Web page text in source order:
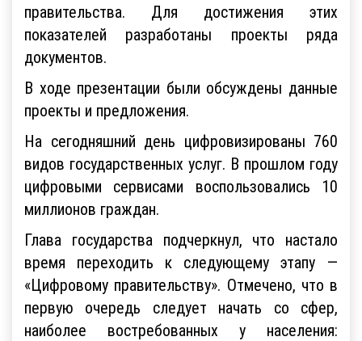
правительства. Для достижения этих
показателей разработаны проекты ряда
документов.
В ходе презентации были обсуждены данные
проекты и предложения.
На сегодняшний день цифровизированы 760
видов государственных услуг. В прошлом году
цифровыми сервисами воспользовались 10
миллионов граждан.
Глава государства подчеркнул, что настало
время переходить к следующему этапу —
«Цифровому правительству». Отмечено, что в
первую очередь следует начать со сфер,
наиболее востребованных у населения: